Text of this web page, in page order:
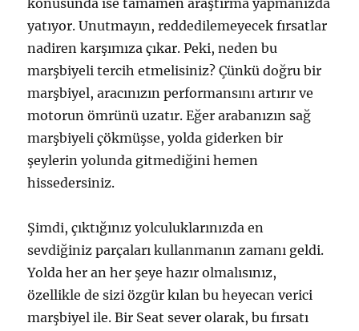
konusunda ise tamamen araştırma yapmanızda
yatıyor. Unutmayın, reddedilemeyecek fırsatlar
nadiren karşımıza çıkar. Peki, neden bu
marşbiyeli tercih etmelisiniz? Çünkü doğru bir
marşbiyel, aracınızın performansını artırır ve
motorun ömrünü uzatır. Eğer arabanızın sağ
marşbiyeli çökmüşse, yolda giderken bir
şeylerin yolunda gitmediğini hemen
hissedersiniz.
Şimdi, çıktığınız yolculuklarınızda en
sevdiğiniz parçaları kullanmanın zamanı geldi.
Yolda her an her şeye hazır olmalısınız,
özellikle de sizi özgür kılan bu heyecan verici
marşbiyel ile. Bir Seat sever olarak, bu fırsatı